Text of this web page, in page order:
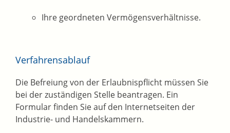
Ihre geordneten Vermögensverhältnisse.
Verfahrensablauf
Die Befreiung von der Erlaubnispflicht müssen Sie
bei der zuständigen Stelle beantragen. Ein
Formular finden Sie auf den Internetseiten der
Industrie- und Handelskammern.